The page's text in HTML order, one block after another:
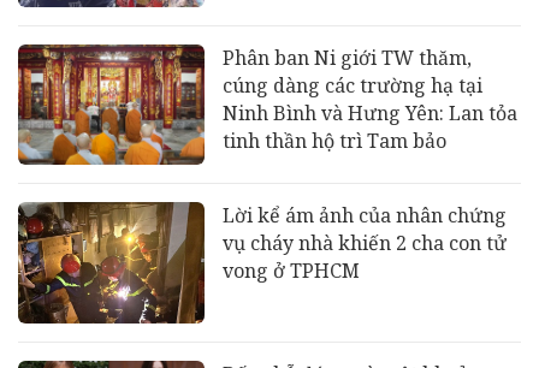
Phân ban Ni giới TW thăm,
cúng dàng các trường hạ tại
Ninh Bình và Hưng Yên: Lan tỏa
tinh thần hộ trì Tam bảo
Lời kể ám ảnh của nhân chứng
vụ cháy nhà khiến 2 cha con tử
vong ở TPHCM